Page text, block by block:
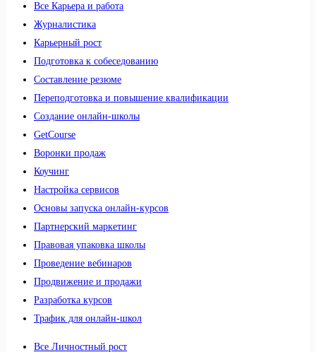
Все Карьера и работа
Журналистика
Карьерный рост
Подготовка к собеседованию
Составление резюме
Переподготовка и повышение квалификации
Создание онлайн-школы
GetCourse
Воронки продаж
Коучинг
Настройка сервисов
Основы запуска онлайн-курсов
Партнерский маркетинг
Правовая упаковка школы
Проведение вебинаров
Продвижение и продажи
Разработка курсов
Трафик для онлайн-школ
Все Личностный рост